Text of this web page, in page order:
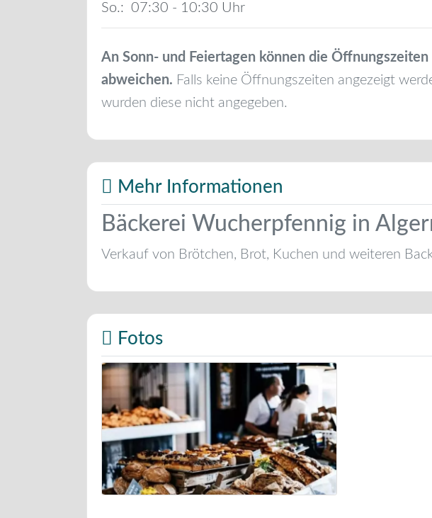
So.: 07:30 - 10:30
An Sonn- und Feiertagen können die Öffnungszeiten
abweichen. Falls keine Öffnungszeiten angezeigt
wurden diese nicht angegeben.
Mehr Informationen
Bäckerei Wucherpfennig in
Verkauf von Brötchen, Brot, Kuchen und weiteren
Fotos
Bäckerei Musterbild